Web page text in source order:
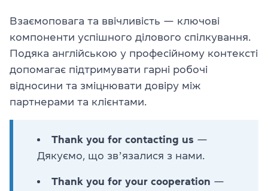
Взаємоповага та ввічливість — ключові
компоненти успішного ділового спілкування.
Подяка англійською у професійному контексті
допомагає підтримувати гарні робочі
відносини та зміцнювати довіру між
партнерами та клієнтами.
Thank you for contacting us —
Дякуємо, що звʼязалися з нами.
Thank you for your cooperation —